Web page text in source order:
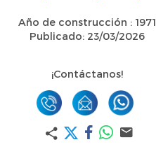
Año de construcción : 1971
Publicado: 23/03/2026
¡Contáctanos!